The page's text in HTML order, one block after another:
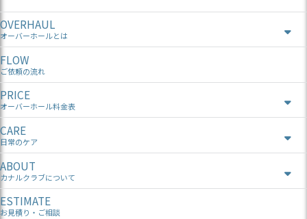
OVERHAUL
オーバーホールとは
FLOW
ご依頼の流れ
PRICE
オーバーホール料金表
CARE
日常のケア
ABOUT
カナルクラブについて
ESTIMATE
お見積り・ご相談